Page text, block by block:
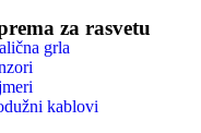
za rasvetu
grla
kablovi